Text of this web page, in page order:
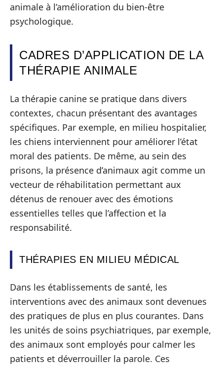
animale à l’amélioration du bien-être
psychologique.
CADRES D’APPLICATION DE LA
THÉRAPIE ANIMALE
La thérapie canine se pratique dans divers
contextes, chacun présentant des avantages
spécifiques. Par exemple, en milieu hospitalier,
les chiens interviennent pour améliorer l’état
moral des patients. De même, au sein des
prisons, la présence d’animaux agit comme un
vecteur de réhabilitation permettant aux
détenus de renouer avec des émotions
essentielles telles que l’affection et la
responsabilité.
THÉRAPIES EN MILIEU MÉDICAL
Dans les établissements de santé, les
interventions avec des animaux sont devenues
des pratiques de plus en plus courantes. Dans
les unités de soins psychiatriques, par exemple,
des animaux sont employés pour calmer les
patients et déverrouiller la parole. Ces